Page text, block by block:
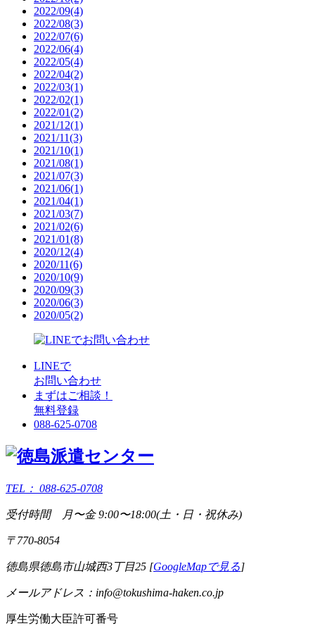
2022/09(4)
2022/08(3)
2022/07(6)
2022/06(4)
2022/05(4)
2022/04(2)
2022/03(1)
2022/02(1)
2022/01(2)
2021/12(1)
2021/11(3)
2021/10(1)
2021/08(1)
2021/07(3)
2021/06(1)
2021/04(1)
2021/03(7)
2021/02(6)
2021/01(8)
2020/12(4)
2020/11(6)
2020/10(9)
2020/09(3)
2020/06(3)
2020/05(2)
LINEで
お問い合わせ
まずはご相談！
無料登録
088-625-0708
TEL： 088-625-0708
受付時間 月〜金 9:00〜18:00(土・日・祝休み)
〒770-8054
徳島県徳島市山城西3丁目25 [GoogleMapで見る]
メールアドレス：info@tokushima-haken.co.jp
厚生労働大臣許可番号